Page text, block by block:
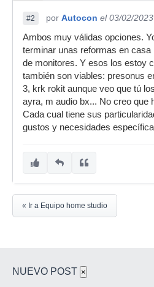
#2 por Autocon el 03/02/2023
Ambos muy válidas opciones.
terminar unas reformas en
de monitores. Y esos los estoy
también son viables: presonus
3, krk rokit aunque veo que tú
ayra, m audio bx... No creo que
Cada cual tiene sus
gustos y necesidades
« Ir a Equipo home studio
NUEVO POST ×